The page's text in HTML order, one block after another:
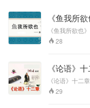
韧不拔的形象，鼓
励人们要有威武不
屈的精神和革命到
底的乐观主义精
神。全词运用逆向
象征、拟人、衬
托、比喻、夸张等
手法，读来含蓄蕴
藉，耐人寻味。
《鱼我所
《鱼我所欲也
人的生死观进
义”比“生命”更
的本性，加强
的事。孟子对
德修养的精华
28
《论语》
《论语》十二
《语文》（新
版”教材，分为
29